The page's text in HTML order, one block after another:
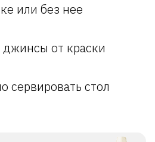
или без нее
джинсы от краски
сервировать стол